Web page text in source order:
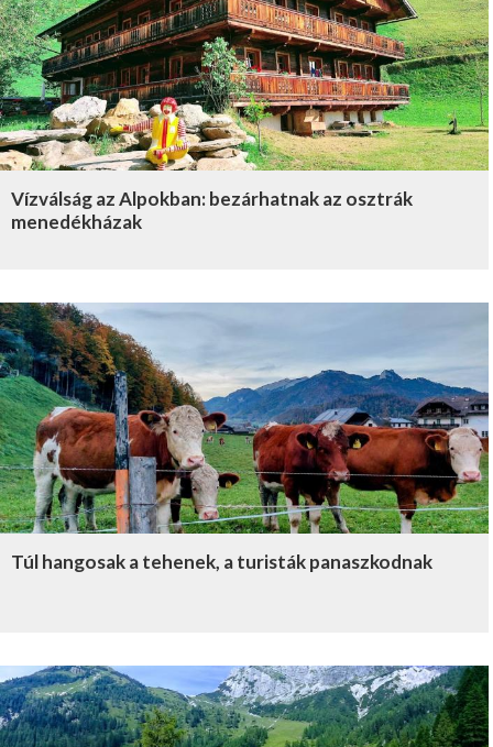
Vízválság az Alpokban: bezárhatnak az osztrák
menedékházak
Túl hangosak a tehenek, a turisták panaszkodnak